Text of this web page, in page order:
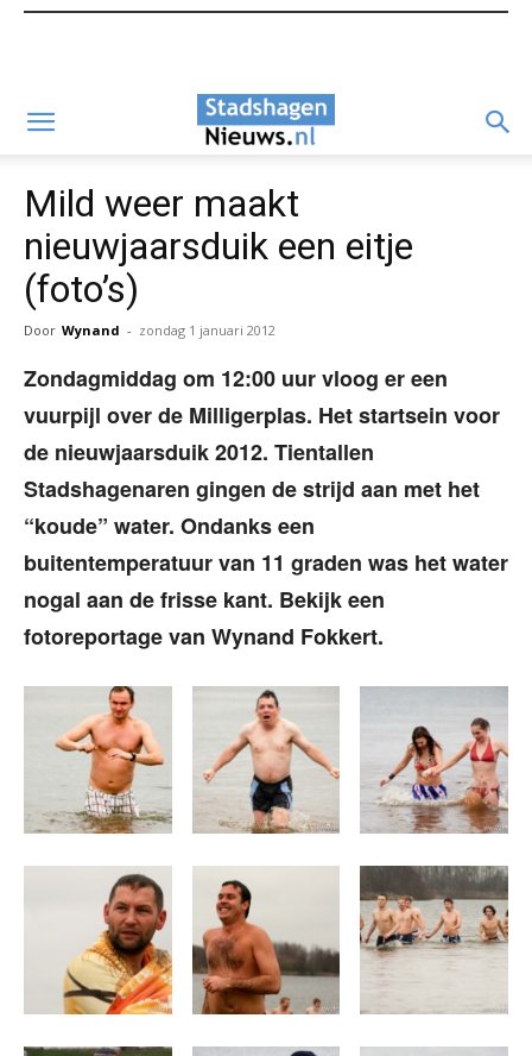
Mild weer maakt
nieuwjaarsduik een eitje
(foto’s)
Door Wynand - zondag 1 januari 2012
Zondagmiddag om 12:00 uur vloog er een
vuurpijl over de Milligerplas. Het startsein voor
de nieuwjaarsduik 2012. Tientallen
Stadshagenaren gingen de strijd aan met het
“koude” water. Ondanks een
buitentemperatuur van 11 graden was het water
nogal aan de frisse kant. Bekijk een
fotoreportage van Wynand Fokkert.